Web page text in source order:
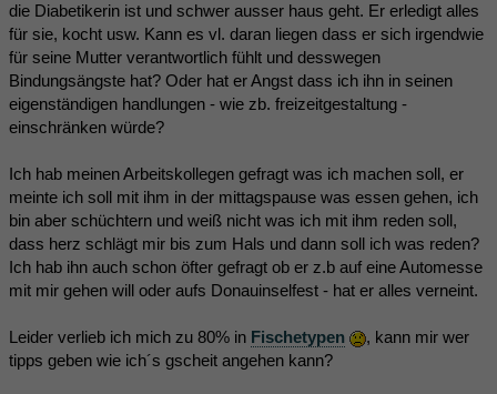
die Diabetikerin ist und schwer ausser haus geht. Er erledigt alles
für sie, kocht usw. Kann es vl. daran liegen dass er sich irgendwie
für seine Mutter verantwortlich fühlt und desswegen
Bindungsängste hat? Oder hat er Angst dass ich ihn in seinen
eigenständigen handlungen - wie zb. freizeitgestaltung -
einschränken würde?
Ich hab meinen Arbeitskollegen gefragt was ich machen soll, er
meinte ich soll mit ihm in der mittagspause was essen gehen, ich
bin aber schüchtern und weiß nicht was ich mit ihm reden soll,
dass herz schlägt mir bis zum Hals und dann soll ich was reden?
Ich hab ihn auch schon öfter gefragt ob er z.b auf eine Automesse
mit mir gehen will oder aufs Donauinselfest - hat er alles verneint.
Leider verlieb ich mich zu 80% in Fischetypen
, kann mir wer
tipps geben wie ich´s gscheit angehen kann?